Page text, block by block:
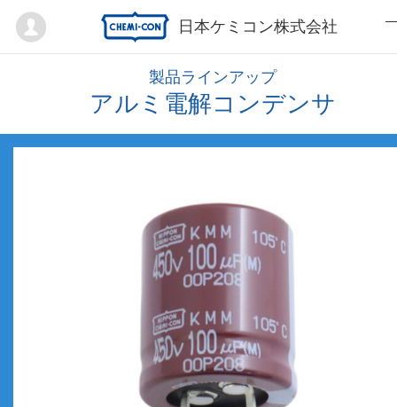
日本ケミコン株式会社
Mypage
製品ラインアップ
アルミ電解コンデンサ